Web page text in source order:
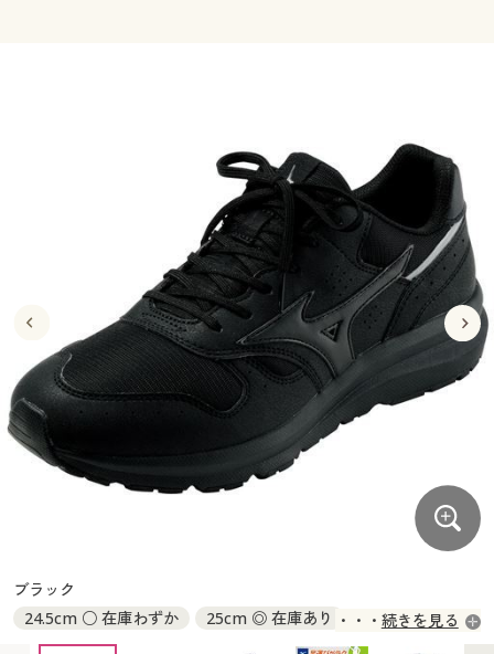
ジュニア・ティーンズ下着
寝具・インテリア・家具通販すべて
カーテン・ラグ・ファブリック
美容・健康・サプリメント
制服・スクールすべて
制服・学生服
ジュニア・ティーンズ下着
大きいサイズ通販すべて
大きいサイズ レディース服
大きいサイズ レディース下着
大きいサイズ 事務・制服
バーゲン
バーゲンセール
シークレットセール
詳細検索
商品カテゴリ一覧
カタログ・チラシからのご注文
デジタルカタログ
カーテン・ラグ・ファブリック
美容・健康・サプリメント
ジュニア・ティーンズ下着
大きいサイズ通販すべて
大きいサイズ レディース服
大きいサイズ レディース下着
大きいサイズ メンズ
バーゲンセール
シークレットセール
詳細検索
商品カテゴリ一覧
カタログ
カタログ無料プレゼント
ブラック
24.5cm ○ 在庫わずか
25cm ◎ 在庫あり
25.5cm ◎ 在庫あり
26cm ○ 在庫わずか
続きを見る